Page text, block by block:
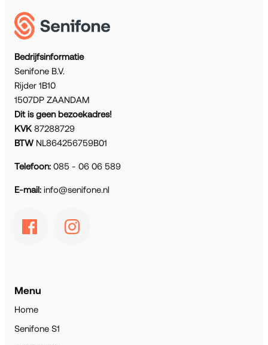
Bedrijfsinformatie
Senifone B.V.
Rijder 1B10
1507DP ZAANDAM
Dit is geen bezoekadres!
KVK 87288729
BTW NL864256759B01
Telefoon: 085 - 06 06 589
E-mail: info@senifone.nl
Menu
Home
Senifone S1